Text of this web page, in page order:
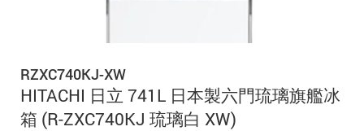
RZXC740KJ-XW
HITACHI 日立 741L 日本製六門琉璃旗艦冰
箱 (R-ZXC740KJ 琉璃白 XW)
加入 JARVIS VIP